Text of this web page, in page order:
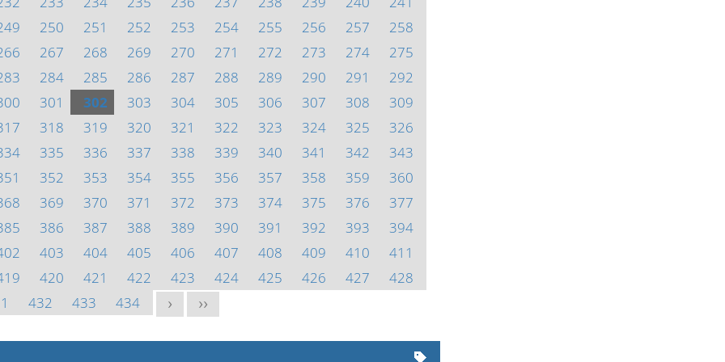
250 251 252 253 254 255 256 257
258
267 268 269 270 271 272 273 274
275
284 285 286 287 288 289 290 291
292
301 302 303 304 305 306 307 308
309
318 319 320 321 322 323 324 325
326
335 336 337 338 339 340 341 342
343
352 353 354 355 356 357 358 359
360
369 370 371 372 373 374 375 376
377
386 387 388 389 390 391 392 393
394
403 404 405 406 407 408 409 410
411
420 421 422 423 424 425 426 427
428
432 433 434 > >>